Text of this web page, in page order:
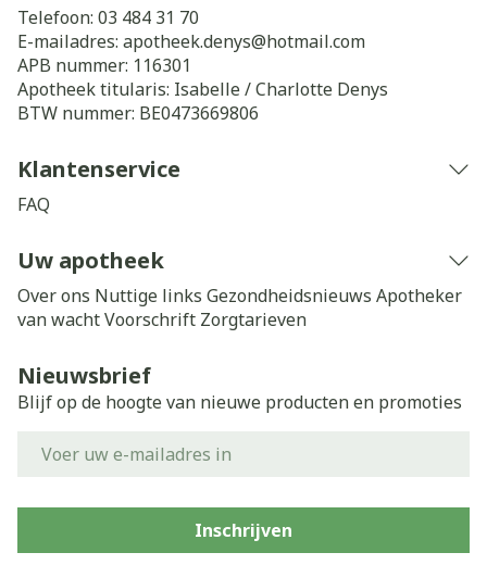
Telefoon: 03 484 31 70
E-mailadres: apotheek.denys@hotmail.com
APB nummer: 116301
Apotheek titularis: Isabelle / Charlotte Denys
BTW nummer: BE0473669806
Klantenservice
FAQ
Uw apotheek
Over ons Nuttige links Gezondheidsnieuws Apotheker
van wachtVoorschrift Zorgtarieven
Nieuwsbrief
Blijf op de hoogte van nieuwe producten en promoties
Inschrijven